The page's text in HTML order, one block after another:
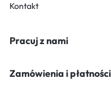
Kontakt
Pracuj z nami
Zamówienia i płatności